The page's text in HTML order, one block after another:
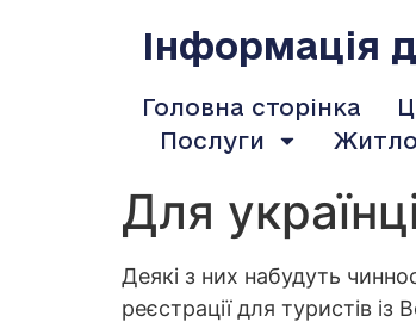
Інформація
Головна сторінка
Послуги
Житло
Для
Деякі з них набудуть
реєстрації для туристів